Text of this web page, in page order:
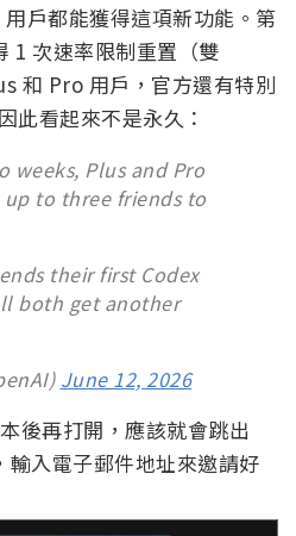
戶都能獲得這項新功能。第
1 次速率限制重置（雙
和 Pro 用戶，官方還有特別
看起來不是永久：
weeks, Plus and Pro
up to three friends to
their first Codex
both get another
June 12, 2026
後再打開，應該就會跳出
輸入電子郵件地址來邀請好